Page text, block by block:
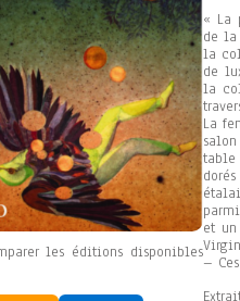
les éditions disponibles
« La
de
la
de
la
La
table
et
–